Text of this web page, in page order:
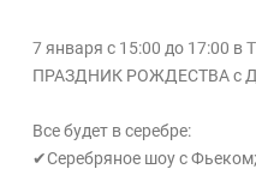
7 января с 15:00 до 17:00
ПРАЗДНИК РОЖДЕСТВА с
Все будет в серебре:
✔Серебряное шоу с Фьеком;